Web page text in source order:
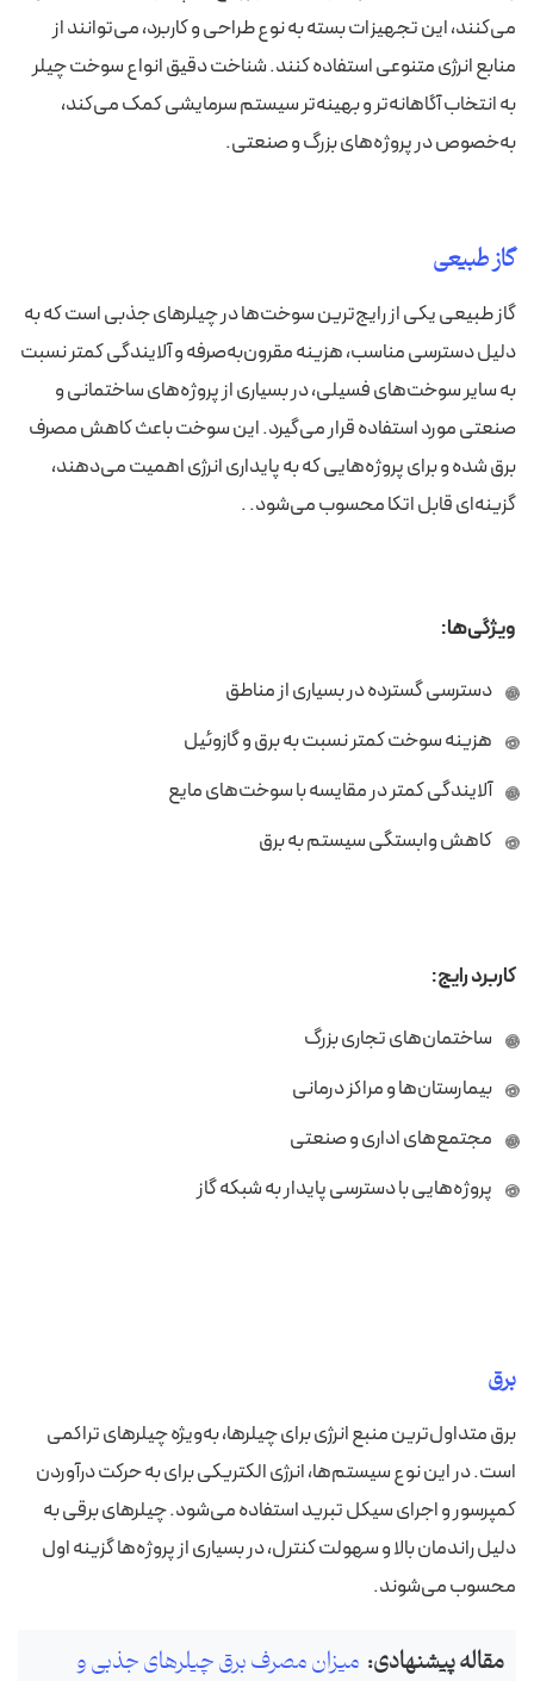
می‌کنند، این تجهیزات بسته به نوع طراحی و کاربرد، می‌توانند از
منابع انرژی متنوعی استفاده کنند. شناخت دقیق انواع سوخت چیلر
به انتخاب آگاهانه‌تر و بهینه‌تر سیستم سرمایشی کمک می‌کند،
به‌خصوص در پروژه‌های بزرگ و صنعتی.
گاز طبیعی
گاز طبیعی یکی از رایج‌ترین سوخت‌ها در چیلرهای جذبی است که به
دلیل دسترسی مناسب، هزینه مقرون‌به‌صرفه و آلایندگی کمتر نسبت
به سایر سوخت‌های فسیلی، در بسیاری از پروژه‌های ساختمانی و
صنعتی مورد استفاده قرار می‌گیرد. این سوخت باعث کاهش مصرف
برق شده و برای پروژه‌هایی که به پایداری انرژی اهمیت می‌دهند،
گزینه‌ای قابل اتکا محسوب می‌شود. .
ویژگی‌ها:
دسترسی گسترده در بسیاری از مناطق
هزینه سوخت کمتر نسبت به برق و گازوئیل
آلایندگی کمتر در مقایسه با سوخت‌های مایع
کاهش وابستگی سیستم به برق
کاربرد رایج:
ساختمان‌های تجاری بزرگ
بیمارستان‌ها و مراکز درمانی
مجتمع‌های اداری و صنعتی
پروژه‌هایی با دسترسی پایدار به شبکه گاز
برق
برق متداول‌ترین منبع انرژی برای چیلرها، به‌ویژه چیلرهای تراکمی
است. در این نوع سیستم‌ها، انرژی الکتریکی برای به حرکت درآوردن
کمپرسور و اجرای سیکل تبرید استفاده می‌شود. چیلرهای برقی به
دلیل راندمان بالا و سهولت کنترل، در بسیاری از پروژه‌ها گزینه اول
محسوب می‌شوند.
مقاله پیشنهادی: میزان مصرف برق چیلرهای جذبی و